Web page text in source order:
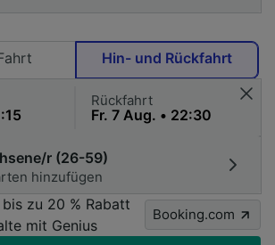
Hin- und Rückfahrt
Rückfahrt
r (26-59)
hinzufügen
zu 20 % Rabatt
mit Genius
Booking.com